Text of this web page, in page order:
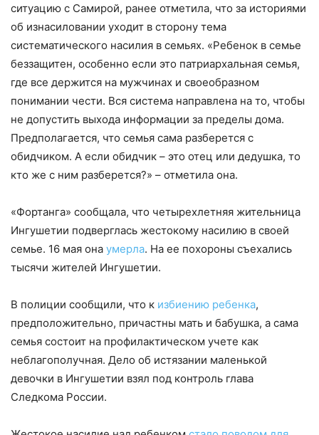
ситуацию с Самирой, ранее отметила, что за историями
об изнасиловании уходит в сторону тема
систематического насилия в семьях. «Ребенок в семье
беззащитен, особенно если это патриархальная семья,
где все держится на мужчинах и своеобразном
понимании чести. Вся система направлена на то, чтобы
не допустить выхода информации за пределы дома.
Предполагается, что семья сама разберется с
обидчиком. А если обидчик – это отец или дедушка, то
кто же с ним разберется?» – отметила она.
«Фортанга» сообщала, что четырехлетняя жительница
Ингушетии подверглась жестокому насилию в своей
семье. 16 мая она умерла. На ее похороны съехались
тысячи жителей Ингушетии.
В полиции сообщили, что к избиению ребенка,
предположительно, причастны мать и бабушка, а сама
семья состоит на профилактическом учете как
неблагополучная. Дело об истязании маленькой
девочки в Ингушетии взял под контроль глава
Следкома России.